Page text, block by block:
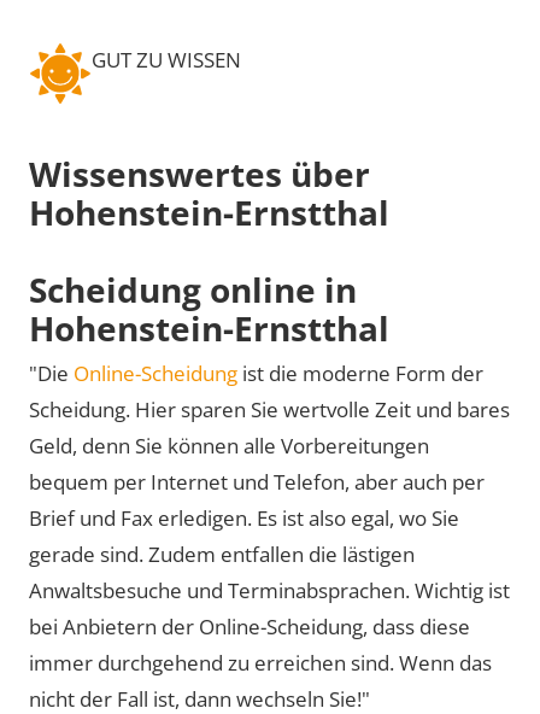
GUT ZU WISSEN
Wissenswertes über
Hohenstein-Ernstthal
Scheidung online in
Hohenstein-Ernstthal
"Die Online-Scheidung ist die moderne Form der
Scheidung. Hier sparen Sie wertvolle Zeit und bares
Geld, denn Sie können alle Vorbereitungen
bequem per Internet und Telefon, aber auch per
Brief und Fax erledigen. Es ist also egal, wo Sie
gerade sind. Zudem entfallen die lästigen
Anwaltsbesuche und Terminabsprachen. Wichtig ist
bei Anbietern der Online-Scheidung, dass diese
immer durchgehend zu erreichen sind. Wenn das
nicht der Fall ist, dann wechseln Sie!"